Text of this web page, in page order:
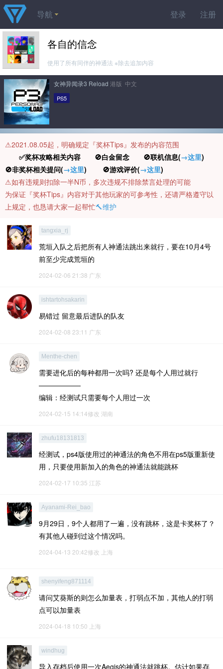
登录 注册
导航
各自的信念
使用了所有同伴的神通法 ※除去追加内容
女神异闻录3 Reload 港版 中文
PS5
⚠️2021.08.05起，明确规定『奖杯Tips』发布的内容范围
✅奖杯攻略相关内容 🚫白金留念 🚫联机信息(→这里)
🚫非奖杯相关提问(→这里) 🚫游戏评价(→这里)
⚠️如有违规则扣除一半N币，多次违规不排除禁言处理的可能
为保证『奖杯Tips』内容对于其他玩家的可参考性，还请严格遵守以
上规定，也恳请大家一起帮忙🔨维护
tangxia_rj
荒垣入队之后把所有人神通法跳出来就行，要在10月4号
前至少完成荒垣的
2024-02-06 21:38 广东
ishtartohsakarin
易错过 留意最后进队的队友
2024-02-08 23:11 广东
Menthe-chen
需要进化后的每种都用一次吗? 还是每个人用过就行
——————
编辑：经测试只需要每个人用过一次
2024-02-15 14:14修改 湖南
zhufu18131813
经测试，ps4版使用过的神通法的角色不用在ps5版重新使
用，只要使用新加入的角色的神通法就能跳杯
2024-02-17 10:35 江苏
Ayanami-Rei_bao
9月29日，9个人都用了一遍，没有跳杯，这是卡奖杯了？
有其他人碰到过这个情况吗。
2024-04-13 20:42修改 上海
shenyifeng871114
请问艾葵斯的则怎么加量表，打弱点不加，其他人的打弱
点可以加量表
2024-04-18 10:50 上海
windhug
导入存档后使用一次Aegis的神通法就跳杯。估计如果存